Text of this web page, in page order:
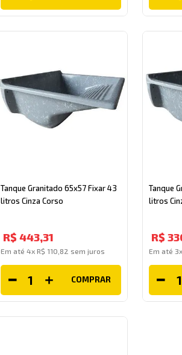
Tanque Granitado 65x57 Fixar 43
litros Cinza Corso
R$ 443,31
Em até 4x R$ 110 82 sem juros
COMPRAR
Tanque
litros
R$
Em até 3